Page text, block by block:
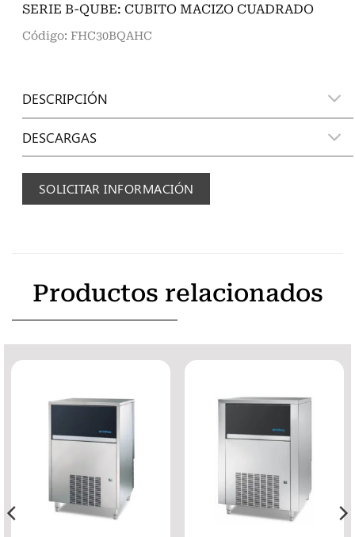
SERIE B-QUBE: CUBITO MACIZO CUADRADO
Código: FHC30BQAHC
DESCRIPCIÓN
DESCARGAS
SOLICITAR INFORMACIÓN
Productos relacionados